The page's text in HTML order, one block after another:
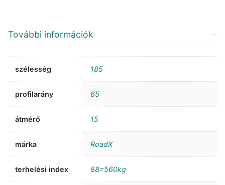
További információk
szélesség 185
profilarány 65
átmérő 15
márka RoadX
terhelési index 88=560kg